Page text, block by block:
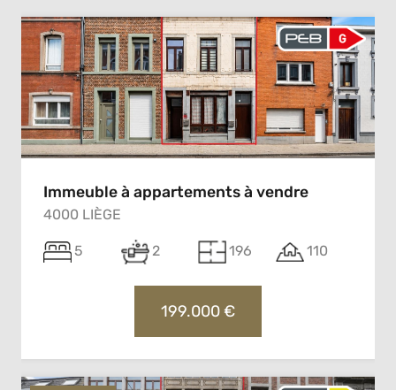
Immeuble à appartements à vendre
4000 LIÈGE
5 2 196 110
199.000 €